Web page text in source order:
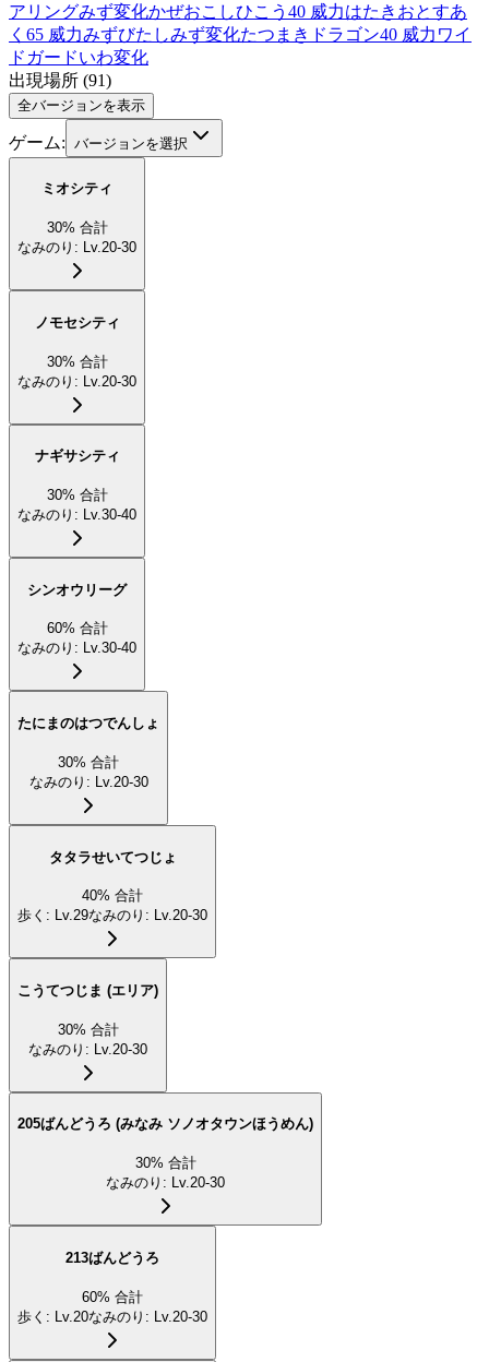
アリングみず変化かぜおこしひこう 40 威力はたきおとすあ
く 65 威力みずびたしみず変化たつまき ドラゴン40 威力 ワイ
ドガードいわ変化
出現場所 (91)
全バージョンを表示
ゲーム: バージョンを選択
ミオシティ
30% 合計
なみのり : Lv.20-30
ノモセシティ
30% 合計
なみのり : Lv.20-30
ナギサシティ
30% 合計
なみのり : Lv.30-40
シンオウリーグ
60% 合計
なみのり : Lv.30-40
たにまのはつでんしょ
30% 合計
なみのり : Lv.20-30
タタラせいてつじょ
40% 合計
歩く : Lv.29なみのり : Lv.20-30
こうてつじま (エリア)
30% 合計
なみのり : Lv.20-30
205ばんどうろ (みなみ ソノオタウンほうめん)
30% 合計
なみのり : Lv.20-30
213ばんどうろ
60% 合計
歩く : Lv.20なみのり : Lv.20-30